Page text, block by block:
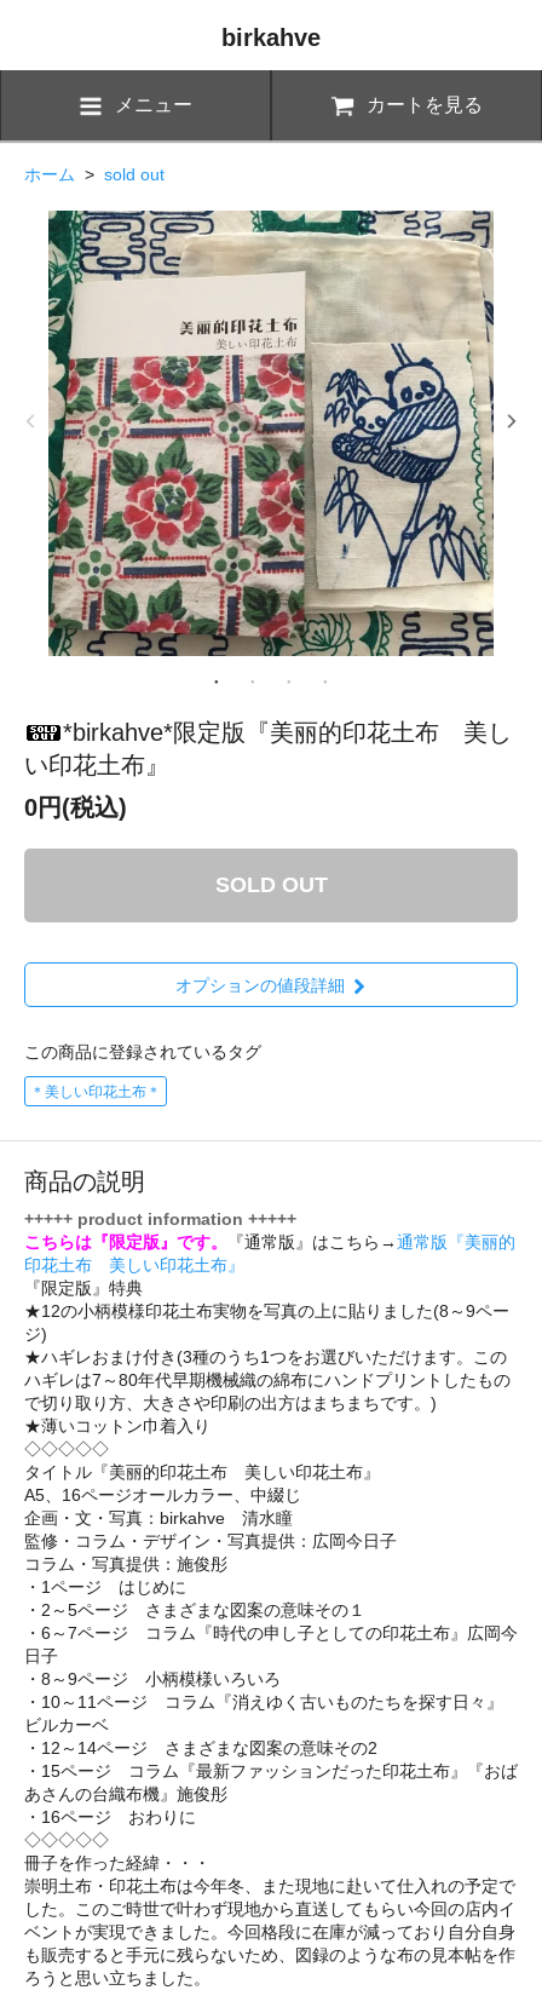
birkahve
メニュー カートを見る
ホーム > sold out
*birkahve*限定版『美丽的印花土布 美し
い印花土布』
0円(税込)
SOLD OUT
オプションの値段詳細
この商品に登録されているタグ
＊美しい印花土布＊
商品の説明
+++++ product information +++++
こちらは『限定版』です。
『通常版』はこちら→通常版『美丽的
印花土布 美しい印花土布』
『限定版』特典
★12の小柄模様印花土布実物を写真の上に貼りました(8～9ペー
ジ)
★ハギレおまけ付き(3種のうち1つをお選びいただけます。この
ハギレは7～80年代早期機械織の綿布にハンドプリントしたもの
で切り取り方、大きさや印刷の出方はまちまちです。)
★薄いコットン巾着入り
◇◇◇◇◇
タイトル『美丽的印花土布 美しい印花土布』
A5、16ページオールカラー、中綴じ
企画・文・写真：birkahve 清水瞳
監修・コラム・デザイン・写真提供：広岡今日子
コラム・写真提供：施俊彤
・1ページ はじめに
・2～5ページ さまざまな図案の意味その１
・6～7ページ コラム『時代の申し子としての印花土布』広岡今
日子
・8～9ページ 小柄模様いろいろ
・10～11ページ コラム『消えゆく古いものたちを探す日々』
ビルカーベ
・12～14ページ さまざまな図案の意味その2
・15ページ コラム『最新ファッションだった印花土布』『おば
あさんの台織布機』施俊彤
・16ページ おわりに
◇◇◇◇◇
冊子を作った経緯・・・
崇明土布・印花土布は今年冬、また現地に赴いて仕入れの予定で
した。このご時世で叶わず現地から直送してもらい今回の店内イ
ベントが実現できました。今回格段に在庫が減っており自分自身
も販売すると手元に残らないため、図録のような布の見本帖を作
ろうと思い立ちました。